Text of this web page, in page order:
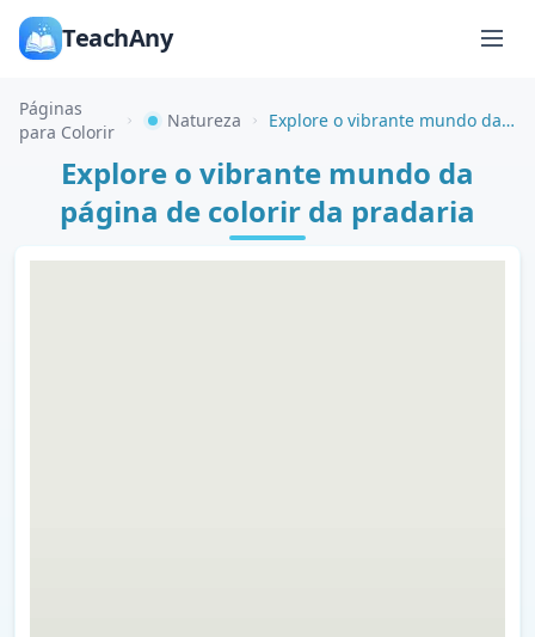
TeachAny
Páginas
para Colorir
Natureza Explore o vibrante mundo da página de colorir da pradaria
Explore o vibrante mundo da
página de colorir da pradaria